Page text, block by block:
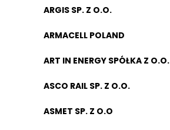
ARGIS SP. Z O.O.
ARMACELL POLAND
ART IN ENERGY SPÓŁKA Z O.O.
ASCO RAIL SP. Z O.O.
ASMET SP. Z O.O